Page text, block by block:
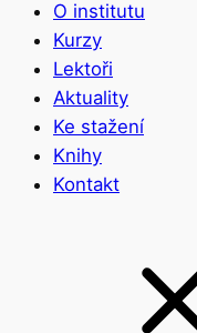
O institutu
Kurzy
Lektoři
Aktuality
Ke stažení
Knihy
Kontakt